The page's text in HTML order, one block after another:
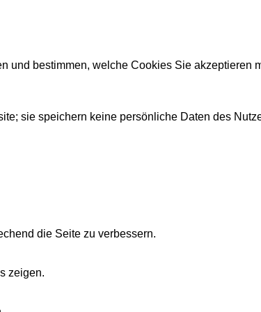
und bestimmen, welche Cookies Sie akzeptieren
sie speichern keine persönliche Daten des
die Seite zu verbessern.
zeigen.